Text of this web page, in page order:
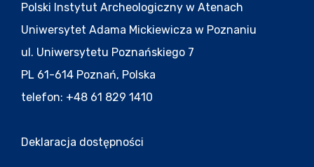
Polski Instytut Archeologiczny w Atenach
Uniwersytet Adama Mickiewicza w Poznaniu
ul. Uniwersytetu Poznańskiego 7
PL 61-614 Poznań, Polska
telefon: +48 61 829 1410
Deklaracja dostępności